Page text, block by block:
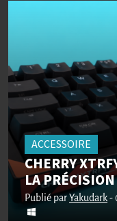
ACCESSOIRE
CHERRY
LA
Publié par Yakudark-